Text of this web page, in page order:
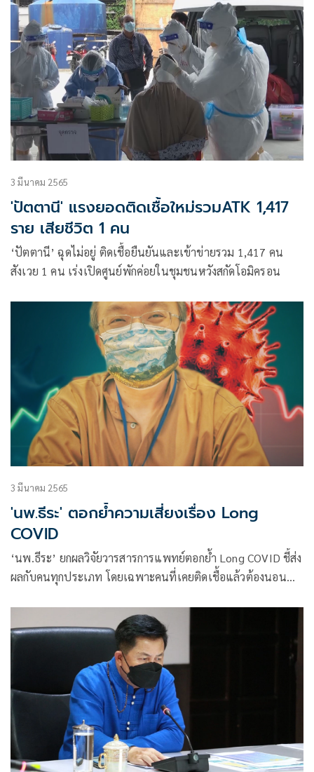
3 มีนาคม 2565
'ปัตตานี' แรงยอดติดเชื้อใหม่รวมATK 1,417
ราย เสียชีวิต 1 คน
‘ปัตตานี’ ฉุดไม่อยู่ ติดเชื้อยืนยันและเข้าข่ายรวม 1,417 คน
สังเวย 1 คน เร่งเปิดศูนย์พักค่อยในชุมชนหวังสกัดโอมิครอน
3 มีนาคม 2565
'นพ.ธีระ' ตอกย้ำความเสี่ยงเรื่อง Long
COVID
‘นพ.ธีระ’ ยกผลวิจัยวารสารการแพทย์ตอกย้ำ Long COVID ชี้ส่ง
ผลกับคนทุกประเภท โดยเฉพาะคนที่เคยติดเชื้อแล้วต้องนอน